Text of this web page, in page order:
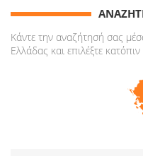
Κάντε την αναζήτησή σας
Ελλάδας και επιλέξτε